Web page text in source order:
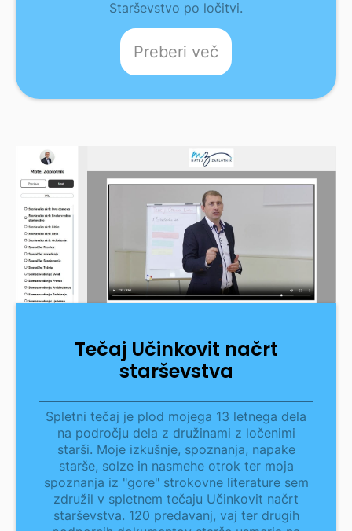
Starševstvo po ločitvi.
Preberi več
Tečaj Učinkovit načrt
starševstva
Spletni tečaj je plod mojega 13 letnega dela
na področju dela z družinami z ločenimi
starši. Moje izkušnje, spoznanja, napake
starše, solze in nasmehe otrok ter moja
spoznanja iz "gore" strokovne literature sem
združil v spletnem tečaju Učinkovit načrt
starševstva. 120 predavanj, vaj ter drugih